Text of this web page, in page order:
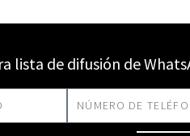
lista de difusión de